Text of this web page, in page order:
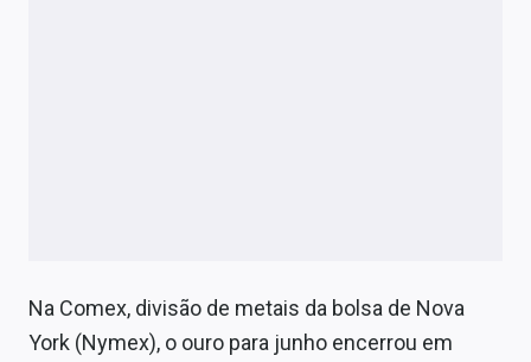
Conteúdo de Marca
Na Comex, divisão de metais da bolsa de Nova
York (Nymex), o ouro para junho encerrou em